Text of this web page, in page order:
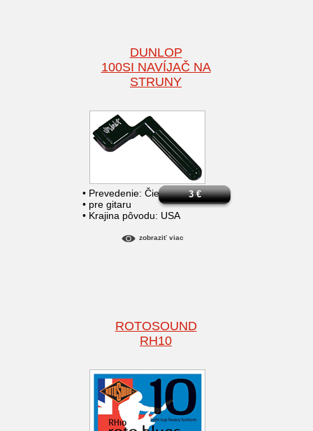
DUNLOP
100SI NAVÍJAČ NA
STRUNY
• Prevedenie: Čierne
• pre gitaru
• Krajina pôvodu: USA
3€
zobraziť viac
ROTOSOUND
RH10